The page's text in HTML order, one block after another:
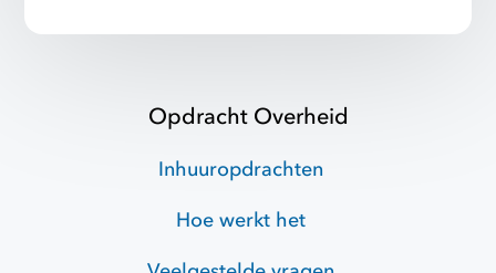
Opdracht Overheid
Inhuuropdrachten
Hoe werkt het